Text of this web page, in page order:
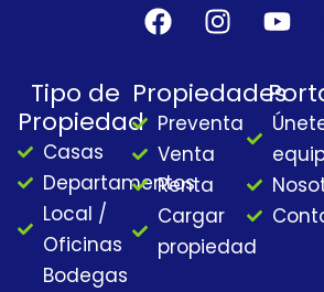
F
a
e
b
o
o
k
I
s
t
a
a
m
Y
u
t
u
b
e
Tipo de
Propiedad
Casas
Departamentos
Local /
Oficinas
Bodegas
Propiedades
Preventa
Venta
Renta
Cargar
propiedad